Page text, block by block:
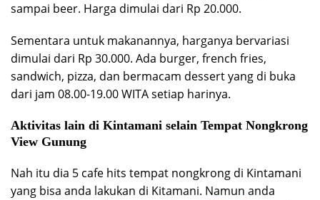
sampai beer. Harga dimulai dari Rp 20.000.
Sementara untuk makanannya, harganya bervariasi
dimulai dari Rp 30.000. Ada burger, french fries,
sandwich, pizza, dan bermacam dessert yang di buka
dari jam 08.00-19.00 WITA setiap harinya.
Aktivitas lain di Kintamani selain Tempat Nongkrong
View Gunung
Nah itu dia 5 cafe hits tempat nongkrong di Kintamani
yang bisa anda lakukan di Kitamani. Namun anda